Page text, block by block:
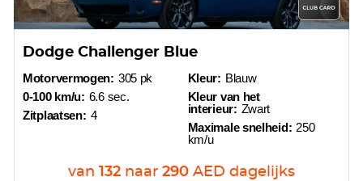
Dodge Challenger Blue
Motorvermogen: 305 pk
0-100 km/u: 6.6 sec.
Zitplaatsen: 4
Kleur: Blauw
Kleur van het
interieur: Zwart
Maximale snelheid: 250
km/u
van 132 naar 290 AED dagelijks